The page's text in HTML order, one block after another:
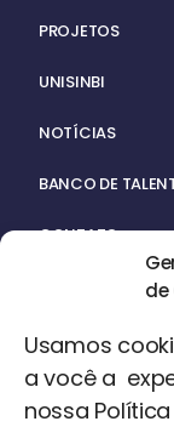
de
Usamos
a você a
nossa
PROJETOS
UNISINBI
NOTÍCIAS
BANCO DE
CONTATO